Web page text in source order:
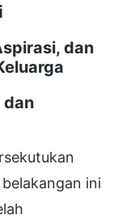
dan
dan
ini